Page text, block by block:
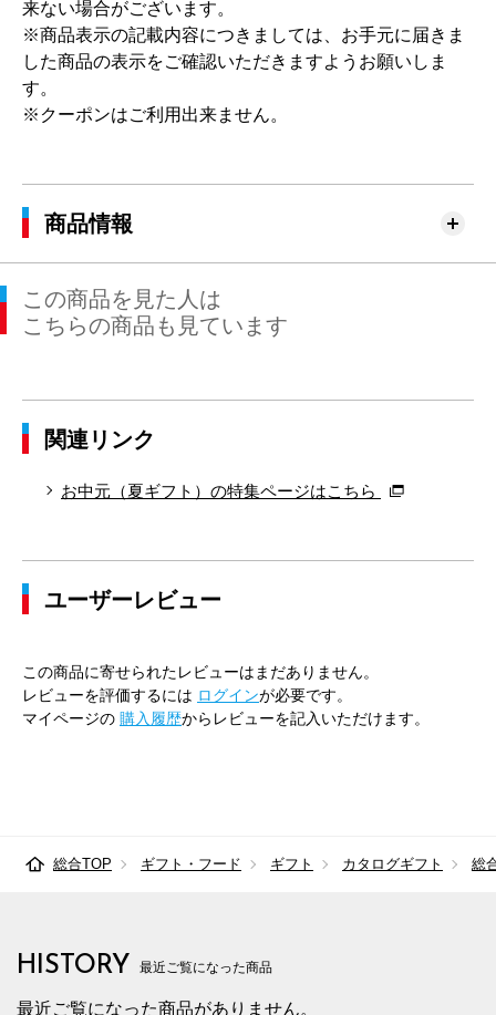
来ない場合がございます。
※商品表示の記載内容につきましては、お手元に届きま
した商品の表示をご確認いただきますようお願いしま
す。
※クーポンはご利用出来ません。
商品情報
この商品を見た人は
こちらの商品も見ています
関連リンク
お中元（夏ギフト）の特集ページはこちら
ユーザーレビュー
この商品に寄せられたレビューはまだありません。
レビューを評価するには ログインが必要です。
マイページの 購入履歴からレビューを記入いただけます。
総合TOP ギフト・フード ギフト カタログギフト 総
HISTORY 最近ご覧になった商品
最近ご覧になった商品がありません。